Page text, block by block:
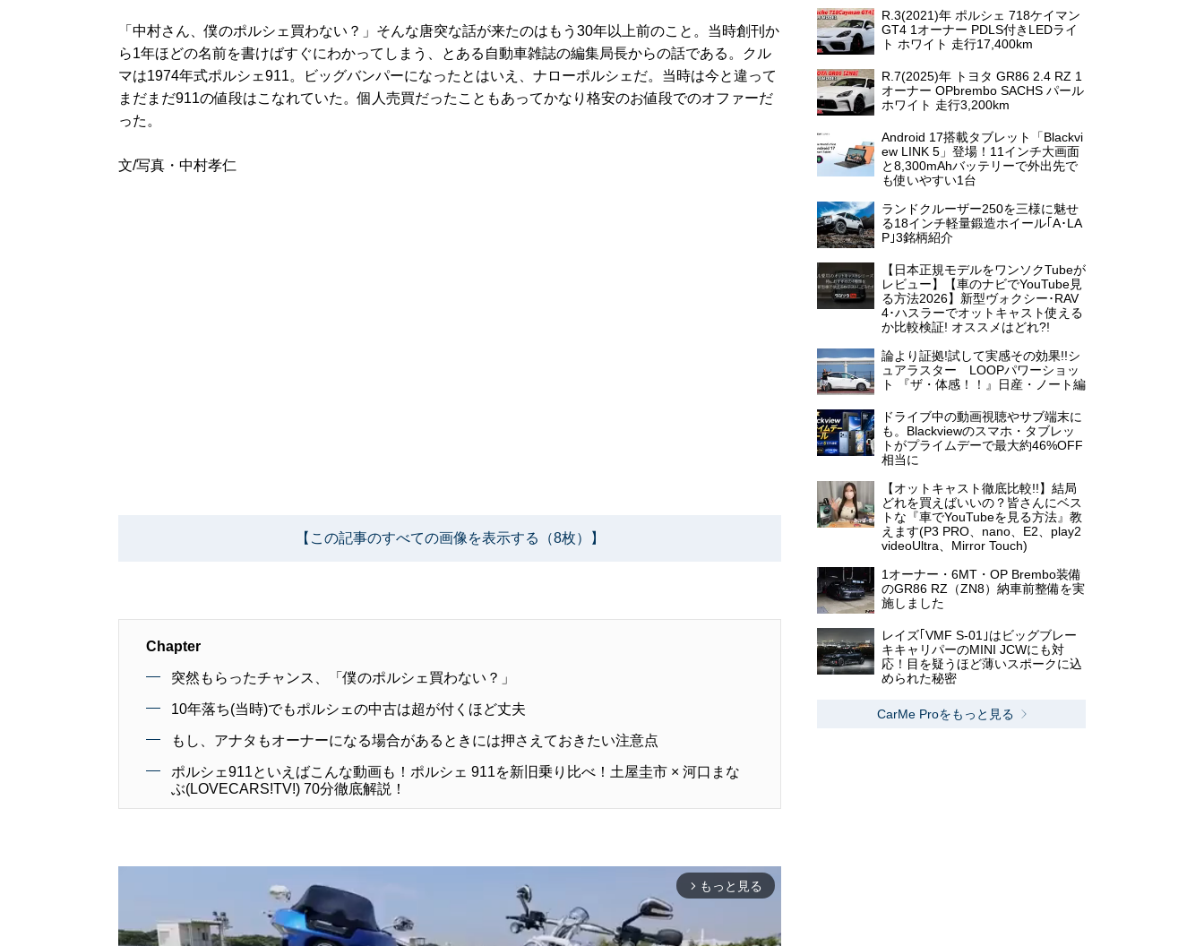
「中村さん、僕のポルシェ買わない？」そんな唐突な話が来たのはもう30年以上前のこと。当時創刊か
ら1年ほどの名前を書けばすぐにわかってしまう、とある自動車雑誌の編集局長からの話である。クル
マは1974年式ポルシェ911。ビッグバンパーになったとはいえ、ナローポルシェだ。当時は今と違って
まだまだ911の値段はこなれていた。個人売買だったこともあってかなり格安のお値段でのオファーだ
った。
文/写真・中村孝仁
【この記事のすべての画像を表示する（8枚）】
Chapter
突然もらったチャンス、「僕のポルシェ買わない？」
10年落ち(当時)でもポルシェの中古は超が付くほど丈夫
もし、アナタもオーナーになる場合があるときには押さえておきたい注意点
ポルシェ911といえばこんな動画も！ポルシェ 911を新旧乗り比べ！土屋圭市 × 河口まな
ぶ(LOVECARS!TV!) 70分徹底解説！
arrow_forward_ios もっと見る
R.3(2021)年 ポルシェ 718ケイマン
GT4 1オーナー PDLS付きLEDライ
ト ホワイト 走行17,400km
R.7(2025)年 トヨタ GR86 2.4 RZ 1
オーナー OPbrembo SACHS パール
ホワイト 走行3,200km
Android 17搭載タブレット「Blackvi
ew LINK 5」登場！11インチ大画面
と8,300mAhバッテリーで外出先で
も使いやすい1台
ランドクルーザー250を三様に魅せ
る18インチ軽量鍛造ホイール｢A･LA
P｣3銘柄紹介
【日本正規モデルをワンソクTubeが
レビュー】【車のナビでYouTube見
る方法2026】新型ヴォクシー･RAV
4･ハスラーでオットキャスト使える
か比較検証! オススメはどれ?!
論より証拠!試して実感その効果!!シ
ュアラスター LOOPパワーショッ
ト 『ザ・体感！！』日産・ノート編
ドライブ中の動画視聴やサブ端末に
も。Blackviewのスマホ・タブレッ
トがプライムデーで最大約46%OFF
相当に
【オットキャスト徹底比較!!】結局
どれを買えばいいの？皆さんにベス
トな『車でYouTubeを見る方法』教
えます(P3 PRO、nano、E2、play2
videoUltra、Mirror Touch)
1オーナー・6MT・OP Brembo装備
のGR86 RZ（ZN8）納車前整備を実
施しました
レイズ｢VMF S-01｣はビッグブレー
キキャリパーのMINI JCWにも対
応！目を疑うほど薄いスポークに込
められた秘密
CarMe Proをもっと見る